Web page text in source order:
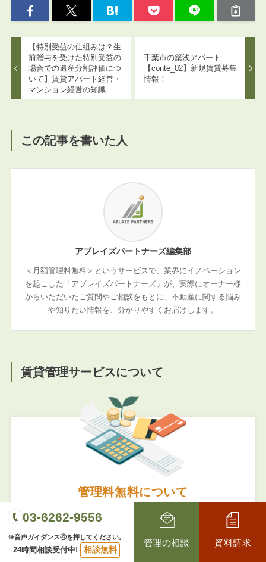
【特別受益の仕組みは？生
前贈与を受けた特別受益の
場合での遺産分割評価につ
いて】賃貸アパート経営・
マンション経営の知識
千葉市の築浅アパート
【conte_02】新規賃貸募集
情報！
この記事を書いた人
アブレイズパートナーズ編集部
＜月額管理料無料＞というサービスで、業界にイノベーション
を起こした「アブレイズパートナーズ」が、実際にオーナー様
からいただいたご質問やご相談をもとに、不動産に関する悩み
や知りたい情報を、分かりやすくお届けします。
賃貸管理サービスについて
管理料無料について
管理費用の差でオーナー様の収入も 大きく変わっ
てきます！
03-6262-9556
※音声ガイダンス④を押してください。
24時間相談受付中! 相談無料
管理の相談 資料請求